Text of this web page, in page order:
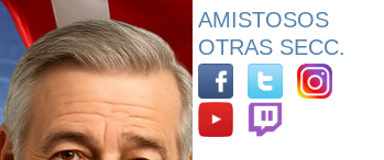
AMISTOSOS
OTRAS SECC.